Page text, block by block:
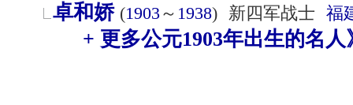
卓和娇 (1903 ～ 1938) 新四军战士 福
+ 更多公元1903年出生的名人